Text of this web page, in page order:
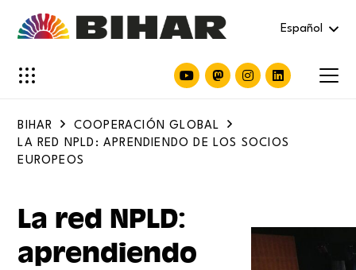
Español
BIHAR
COOPERACIÓN GLOBAL
LA RED NPLD: APRENDIENDO DE LOS SOCIOS
EUROPEOS
La red NPLD:
aprendiendo